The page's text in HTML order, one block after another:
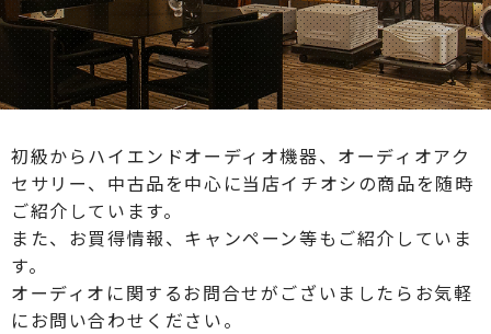
初級からハイエンドオーディオ機器、オーディオアク
セサリー、中古品を中心に当店イチオシの商品を随時
ご紹介しています。
また、お買得情報、キャンペーン等もご紹介していま
す。
オーディオに関するお問合せがございましたらお気軽
にお問い合わせください。